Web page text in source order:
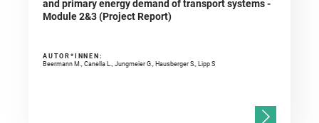
and primary energy demand of transport systems -
Module 2&3 (Project Report)
AUTOR*INNEN:
Beermann M., Canella L., Jungmeier G., Hausberger S., Lipp S